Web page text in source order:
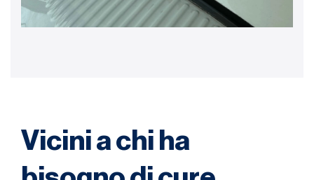
Vicini a chi ha